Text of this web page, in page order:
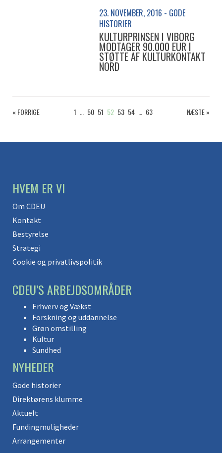
23. NOVEMBER, 2016 - GODE
HISTORIER
KULTURPRINSEN I VIBORG
MODTAGER 90.000 EUR I
STØTTE AF KULTURKONTAKT
NORD
« FORRIGE 1 50 51 52 53 54 63 NÆSTE »
HVEM ER VI
Om CDEU
Kontakt
Bestyrelse
Strategi
Cookie og privatlivspolitik
CDEU’S ARBEJDSOMRÅDER
Erhverv og Vækst
Forskning og uddannelse
Grøn omstilling
Kultur
Sundhed
NYHEDER
Gode historier
Direktørens klumme
Aktuelt
Fundingmuligheder
Arrangementer